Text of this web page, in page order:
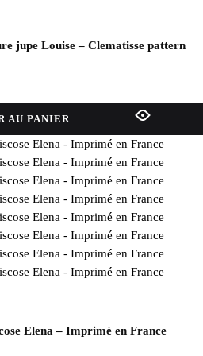
jupe Louise – Clematisse pattern
AU PANIER
Elena – Imprimé en France